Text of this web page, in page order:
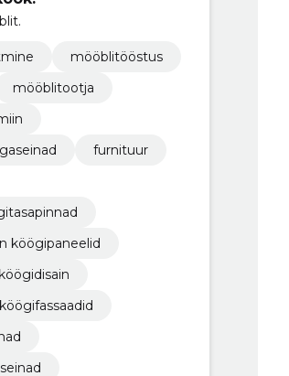
mööblitööstus
mööblitootja
furnituur
köögipaneelid